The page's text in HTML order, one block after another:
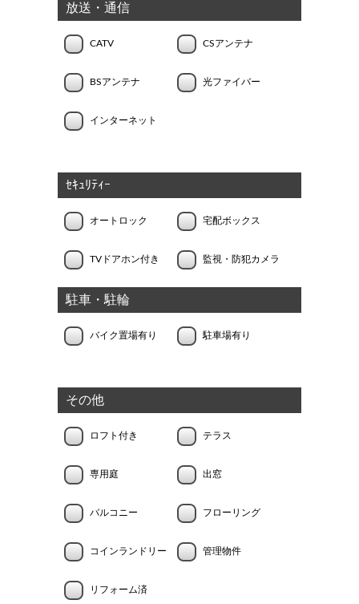
放送・通信
CATV CSアンテナ
BSアンテナ 光ファイバー
インターネット
ｾｷｭﾘﾃｨｰ
オートロック 宅配ボックス
TVドアホン付き 監視・防犯カメラ
駐車・駐輪
バイク置場有り 駐車場有り
その他
ロフト付き テラス
専用庭 出窓
バルコニー フローリング
コインランドリー 管理物件
リフォーム済